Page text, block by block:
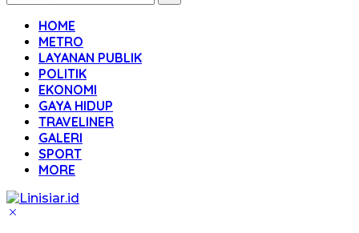
HOME
METRO
LAYANAN PUBLIK
POLITIK
EKONOMI
GAYA HIDUP
TRAVELINER
GALERI
SPORT
MORE